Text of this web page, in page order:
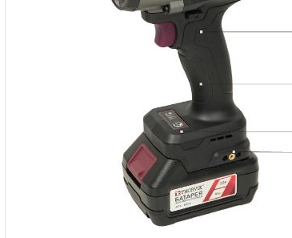
исчисляться с момента ввода
более 3-х месяцев с даты продажи.
3. Исполнение гарантийных
3.1 На изделия торговых марок
распространяется понятие
подлежит замене или ремонту
обнаруженный или возникший в
производстве и делающий невозможным
инструмента, за исключением тех групп
скачать